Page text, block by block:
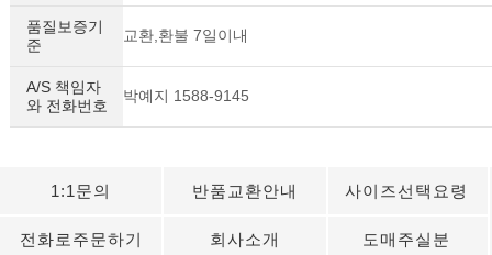
품질보증기
준
교환,환불 7일이내
A/S 책임자
와 전화번호
박예지 1588-9145
1:1문의 반품교환안내 사이즈선택요령
전화로주문하기 회사소개 도매주실분